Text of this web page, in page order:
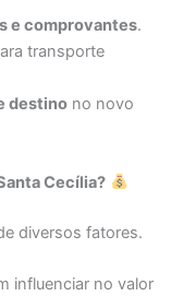
e comprovantes.
transporte
destino no novo
Cecília?
diversos fatores.
influenciar no valor